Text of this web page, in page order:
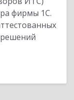
фирмы 1С.